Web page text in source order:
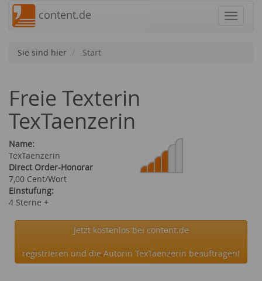
content.de
Sie sind hier Start
Freie Texterin
TexTaenzerin
Name:
TexTaenzerin
Direct Order-Honorar
7,00 Cent/Wort
Einstufung:
4 Sterne +
Jetzt kostenlos bei content.de
registrieren und die Autorin TexTaenzerin beauftragen!